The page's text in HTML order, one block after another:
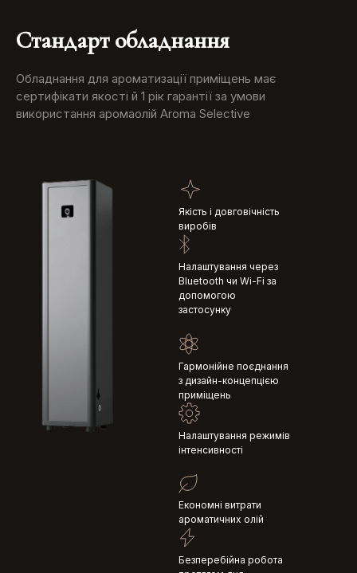
Стандарт обладнання
Обладнання для ароматизації приміщень має
сертифікати якості й 1 рік гарантії за умови
використання аромаолій Aroma Selective
Якість і довговічність
виробів
Налаштування через
Bluetooth чи Wi-Fi за
допомогою
застосунку
Гармонійне поєднання
з дизайн-концепцією
приміщень
Налаштування режимів
інтенсивності
Економні витрати
ароматичних олій
Безперебійна робота